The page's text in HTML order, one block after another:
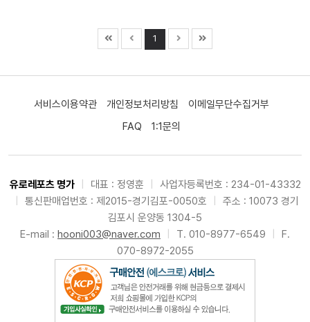
1
서비스이용약관 개인정보처리방침
이메일무단수집거부
FAQ
1:1문의
유로레포츠 명가 대표 : 정영훈
사업자등록번호 : 234-01-43332
통신판매업번호 : 제2015-경기김포-0050호
주소 : 10073 경기
김포시 운양동 1304-5
E-mail : hooni003@naver.com T. 010-8977-6549
F.
070-8972-2055